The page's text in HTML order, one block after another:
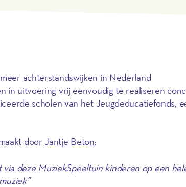
achterstandswijken in Nederland
in uitvoering vrij eenvoudig te realiseren
scholen van het Jeugdeducatiefonds,
doorJantje Beton:
deze MuziekSpeeltuin kinderen op een